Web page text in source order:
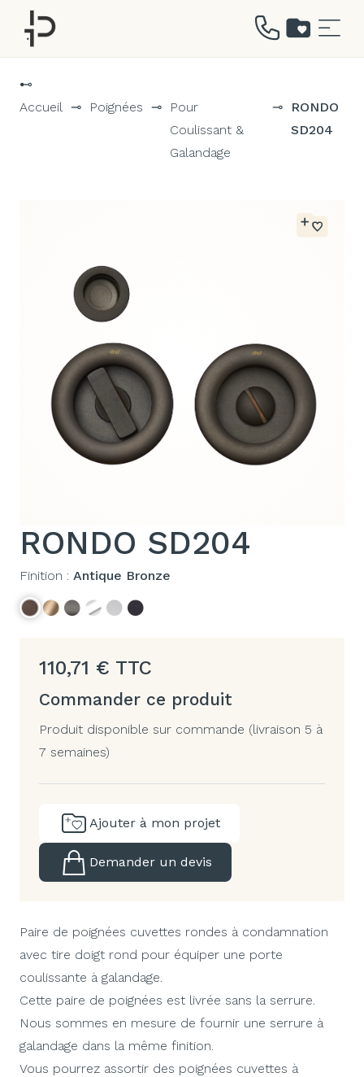
⊷
Accueil ⊸ Poignées ⊸
Pour
Coulissant &
Galandage
⊸
RONDO
SD204
RONDO SD204
Finition : Antique Bronze
110,71 € TTC
Commander ce produit
Produit disponible sur commande (livraison 5 à
7 semaines)
Ajouter à mon projet
Demander un devis
Paire de poignées cuvettes rondes à condamnation
avec tire doigt rond pour équiper une porte
coulissante à galandage.
Cette paire de poignées est livrée sans la serrure.
Nous sommes en mesure de fournir une serrure à
galandage dans la même finition.
Vous pourrez assortir des poignées cuvettes à